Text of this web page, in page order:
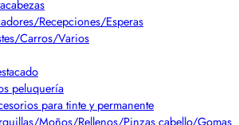
Recepciones/Esperas
Carros/Varios
peluquería
para tinte y permanente
Moños/Rellenos/Pinzas cabello/Gomas